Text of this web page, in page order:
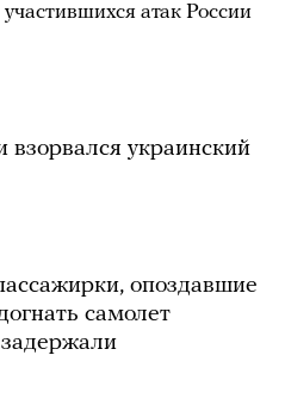
атак России
украинский
опоздавшие
самолет